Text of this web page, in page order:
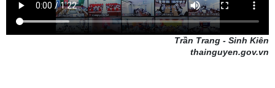
Trần Trang - Sinh Kiên
thainguyen.gov.vn